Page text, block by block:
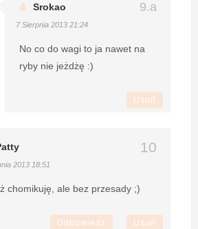
Srokao
7 Sierpnia 2013 21:24
No co do wagi to ja nawet na
ryby nie jeżdżę :)
Usuń
2013 18:51
chomikuję, ale bez przesady ;)
Odpowiedz Usuń